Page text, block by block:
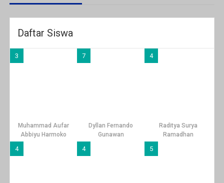
Daftar Siswa
3
Muhammad Aufar
Abbiyu Harmoko
7
Dyllan Fernando
Gunawan
4
Raditya Surya
Ramadhan
4 4 5